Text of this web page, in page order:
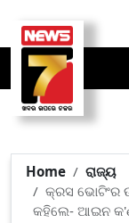
Home
ରାଜ୍ୟ
କ୍ରସ
କହିଲେ- ଆଇନ